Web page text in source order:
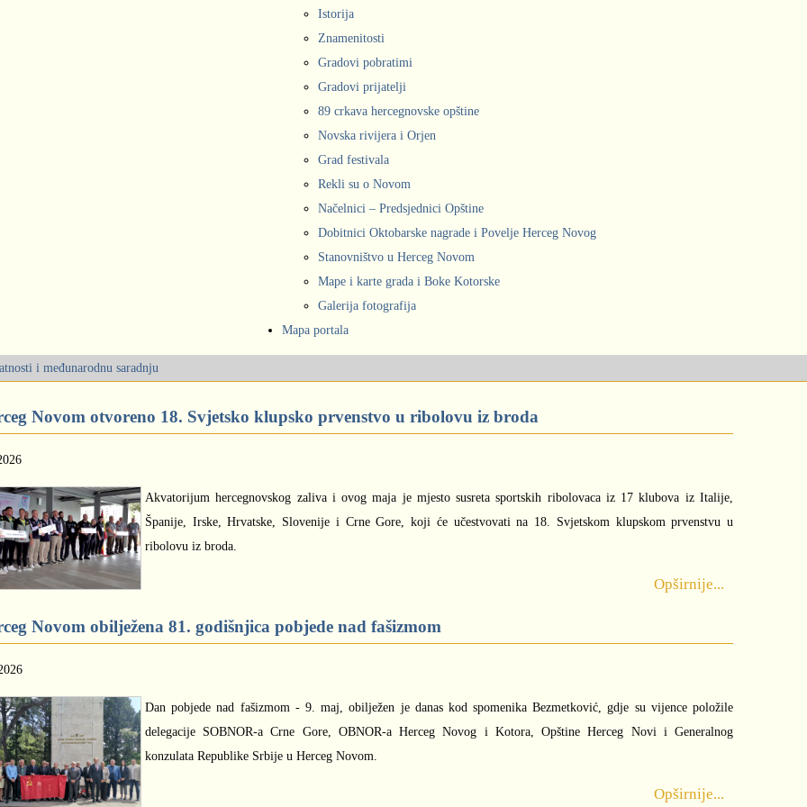
Istorija
Znamenitosti
Gradovi pobratimi
Gradovi prijatelji
89 crkava hercegnovske opštine
Novska rivijera i Orjen
Grad festivala
Rekli su o Novom
Načelnici – Predsjednici Opštine
Dobitnici Oktobarske nagrade i Povelje Herceg Novog
Stanovništvo u Herceg Novom
Mape i karte grada i Boke Kotorske
Galerija fotografija
Mapa portala
i međunarodnu saradnju
Novom otvoreno 18. Svjetsko klupsko prvenstvo u ribolovu iz broda
Akvatorijum hercegnovskog zaliva i ovog maja je mjesto susreta sportskih ribolovaca iz 17 klubova iz Italije,
Španije, Irske, Hrvatske, Slovenije i Crne Gore, koji će učestvovati na 18. Svjetskom klupskom prvenstvu u
ribolovu iz broda.
Opširnije...
Novom obilježena 81. godišnjica pobjede nad fašizmom
Dan pobjede nad fašizmom - 9. maj, obilježen je danas kod spomenika Bezmetković, gdje su vijence položile
delegacije SOBNOR-a Crne Gore, OBNOR-a Herceg Novog i Kotora, Opštine Herceg Novi i Generalnog
konzulata Republike Srbije u Herceg Novom.
Opširnije...